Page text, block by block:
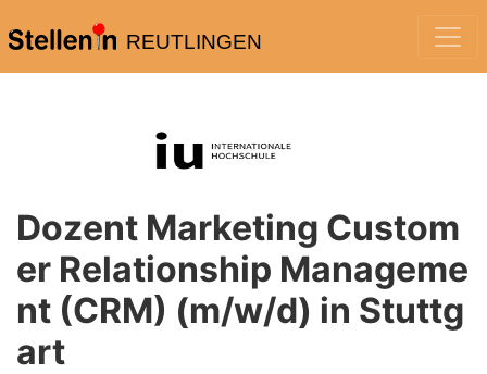
REUTLINGEN
Dozent Marketing Custom
er Relationship Manageme
nt (CRM) (m/w/d) in Stuttg
art